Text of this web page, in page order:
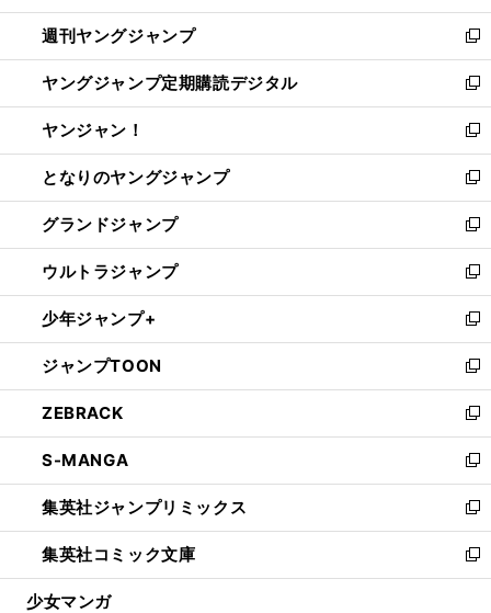
開
く
ウ
で
開
く
ン
ド
ウ
で
開
く
ウ
ィ
ン
ド
ウ
で
開
く
週刊ヤングジャンプ
新
し
い
ウ
ィ
ン
ド
ウ
で
開
く
ヤングジャンプ定期購読デジタル
新
し
い
ウ
ィ
ン
ド
ウ
で
開
く
ヤンジャン！
新
し
い
ウ
ィ
ン
ド
ウ
で
開
く
となりのヤングジャンプ
新
し
い
ウ
ィ
ン
ド
ウ
で
開
く
グランドジャンプ
新
し
い
ウ
ィ
ン
ド
ウ
で
開
く
ウルトラジャンプ
新
し
い
ウ
ィ
ン
ド
ウ
で
開
く
少年ジャンプ+
新
し
い
ウ
ィ
ン
ド
ウ
で
開
く
ジャンプTOON
新
し
い
ウ
ィ
ン
ド
ウ
で
開
ZEBRACK
新
し
い
ウ
ィ
ン
ド
ウ
S-MANGA
新
し
い
ウ
ィ
ン
集英社ジャンプリミックス
新
し
い
ウ
集英社コミック文庫
新
し
少女マンガ